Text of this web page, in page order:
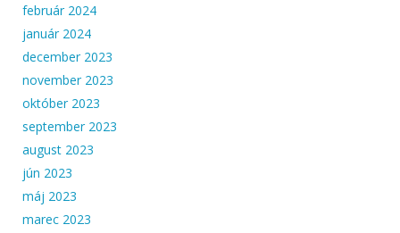
február 2024
január 2024
december 2023
november 2023
október 2023
september 2023
august 2023
jún 2023
máj 2023
marec 2023